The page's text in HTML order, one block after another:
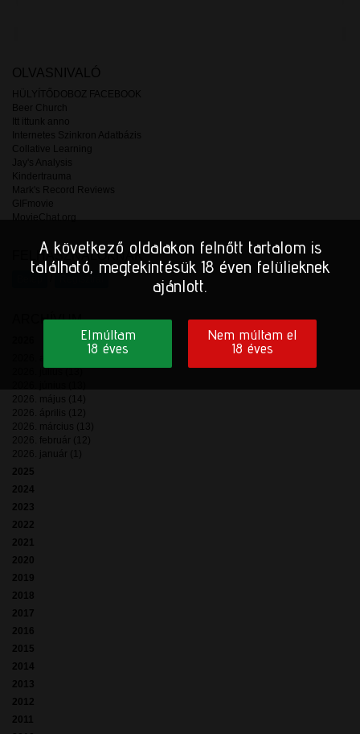
OLVASNIVALÓ
HÜLYÍTŐDOBOZ FACEBOOK
Beer Church
Itt ittunk anno
Internetes Szinkron Adatbázis
Collative Learning
Jay's Analysis
Kindertrauma
Mark's Record Reviews
GIFmovie
MovieChat.org
FELHASZNÁLÓKNAK
ARCHÍVUM
2026. május (14)
2026. április (12)
2026. március (13)
2026. február (12)
2026. január (1)
2025
2024
2023
2022
2021
2020
2019
2018
2017
2016
2015
2014
2013
2012
2011
A következő oldalakon felnőtt tartalom is
található, megtekintésük 18 éven felülieknek
ajánlott.
Elmúltam
18 éves
Nem múltam el
18 éves